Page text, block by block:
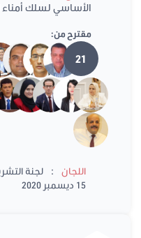
الأساسي لسلك
مقترح من:
21
اللجان :
لجنة
15 ديسمبر 2020